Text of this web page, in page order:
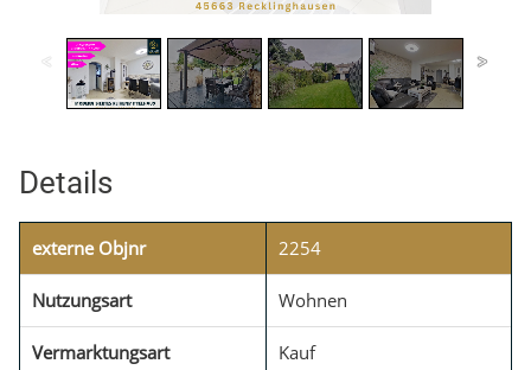
Details
externe Objnr 2254
Nutzungsart Wohnen
Vermarktungsart Kauf